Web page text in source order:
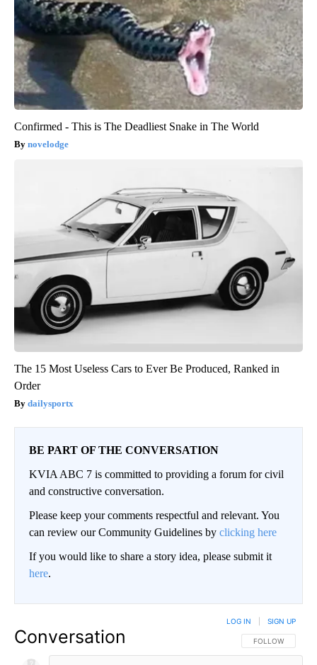
Confirmed - This is The Deadliest Snake in The World
novelodge
The 15 Most Useless Cars to Ever Be Produced, Ranked in
Order
dailysportx
BE PART OF THE CONVERSATION
KVIA ABC 7 is committed to providing a forum for civil
and constructive conversation.
Please keep your comments respectful and relevant. You
can review our Community Guidelines by clicking here
If you would like to share a story idea, please submit it
here.
Conversation FOLLOW THIS
FOLLOW
LOG IN SIGN UP